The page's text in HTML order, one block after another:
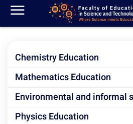
Applied Science
Communication
Chemistry Education
Mathematics Education
Environmental and informal
Physics Education